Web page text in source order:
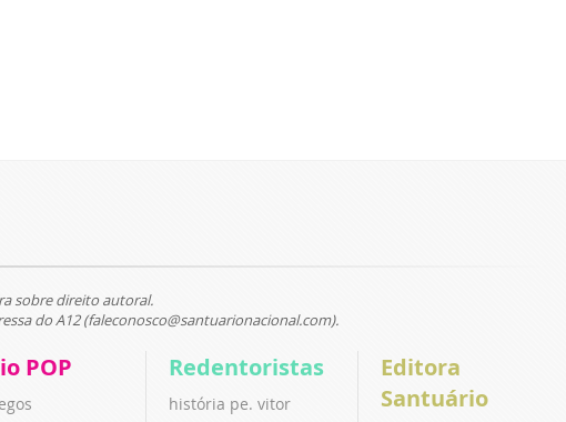
sobre direito autoral.
do A12 (faleconosco@santuarionacional.com).
POP Redentoristas
história pe. vitor
Editora
Santuário